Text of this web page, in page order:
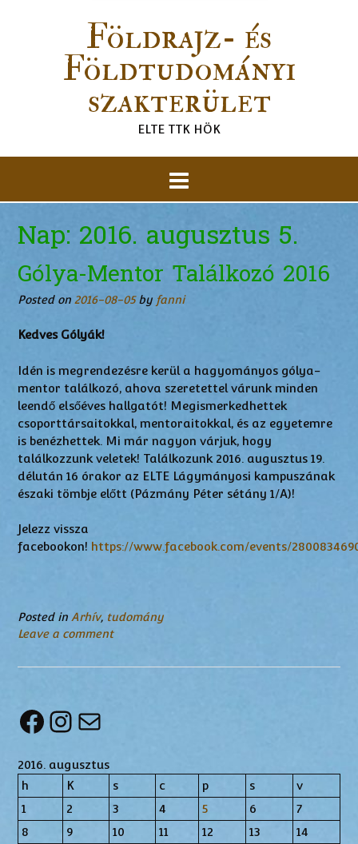
Földrajz- és
Földtudományi
szakterület
ELTE TTK HÖK
Nap: 2016. augusztus 5.
Gólya-Mentor Találkozó 2016
Posted on 2016-08-05by fanni
Kedves Gólyák!
Idén is megrendezésre kerül a hagyományos gólya-
mentor találkozó, ahova szeretettel várunk minden
leendő elsőéves hallgatót! Megismerkedhettek
csoporttársaitokkal, mentoraitokkal, és az egyetemre
is benézhettek. Mi már nagyon várjuk, hogy
találkozzunk veletek! Találkozunk 2016. augusztus 19.
délután 16 órakor az ELTE Lágymányosi kampuszának
északi tömbje előtt (Pázmány Péter sétány 1/A)!
Jelezz vissza
facebookon! https://www.facebook.com/events/
Posted in Arhív, tudomány
Leave a comment
Facebook
Instagram
Mail
2016. augusztus
h
K s c p s
v
1
2 3 4 5 6
7
8
9 10 11 12 13
14